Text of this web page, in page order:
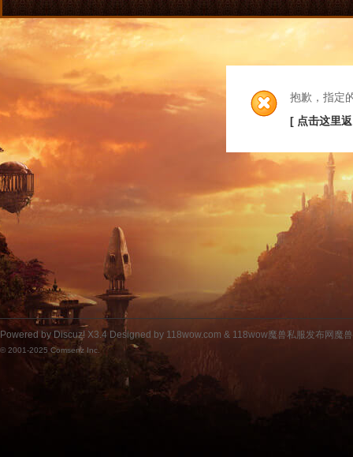
抱歉，指定
[ 点击这里
Powered by Discuz! X3.4 Designed by 118wow.com & 118wow魔兽私服发布网魔
© 2001-2025 Comsenz Inc.